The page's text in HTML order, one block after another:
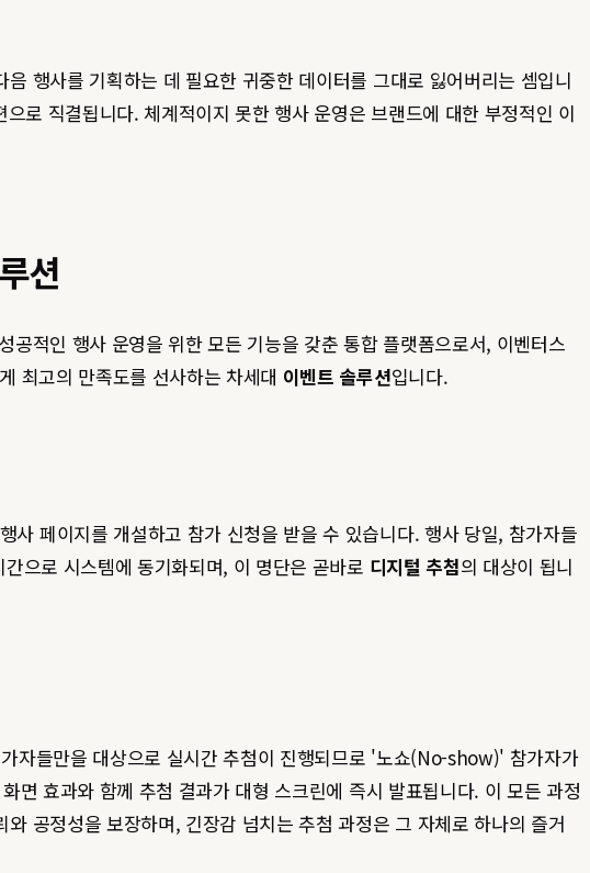
행사를 기획하는 데 필요한 귀중한 데이터를 그대로 잃어버리는 셈입니
로 직결됩니다. 체계적이지 못한 행사 운영은 브랜드에 대한 부정적인 이
션
적인 행사 운영을 위한 모든 기능을 갖춘 통합 플랫폼으로서, 이벤터스
최고의 만족도를 선사하는 차세대 이벤트 솔루션입니다.
페이지를 개설하고 참가 신청을 받을 수 있습니다. 행사 당일, 참가자들
으로 시스템에 동기화되며, 이 명단은 곧바로 디지털 추첨의 대상이 됩니
자들만을 대상으로 실시간 추첨이 진행되므로 '노쇼(No-show)' 참가자가
면 효과와 함께 추첨 결과가 대형 스크린에 즉시 발표됩니다. 이 모든 과정
공정성을 보장하며, 긴장감 넘치는 추첨 과정은 그 자체로 하나의 즐거